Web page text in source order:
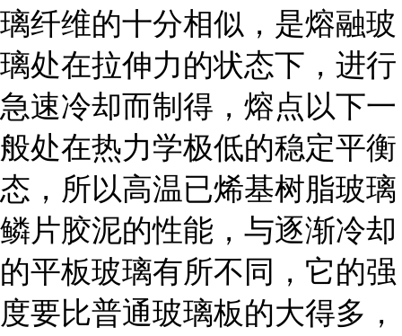
璃纤维的十分相似，是熔融玻
璃处在拉伸力的状态下，进行
急速冷却而制得，熔点以下一
般处在热力学极低的稳定平衡
态，所以高温已烯基树脂玻璃
鳞片胶泥的性能，与逐渐冷却
的平板玻璃有所不同，它的强
度要比普通玻璃板的大得多，